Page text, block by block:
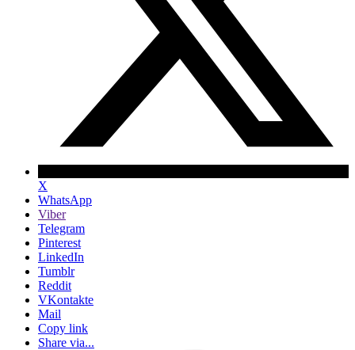
X
WhatsApp
Viber
Telegram
Pinterest
LinkedIn
Tumblr
Reddit
VKontakte
Mail
Copy link
Share via...